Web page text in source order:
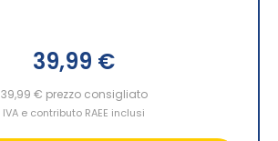
39,99 €
39,99 € prezzo consigliato
IVA e contributo RAEE inclusi